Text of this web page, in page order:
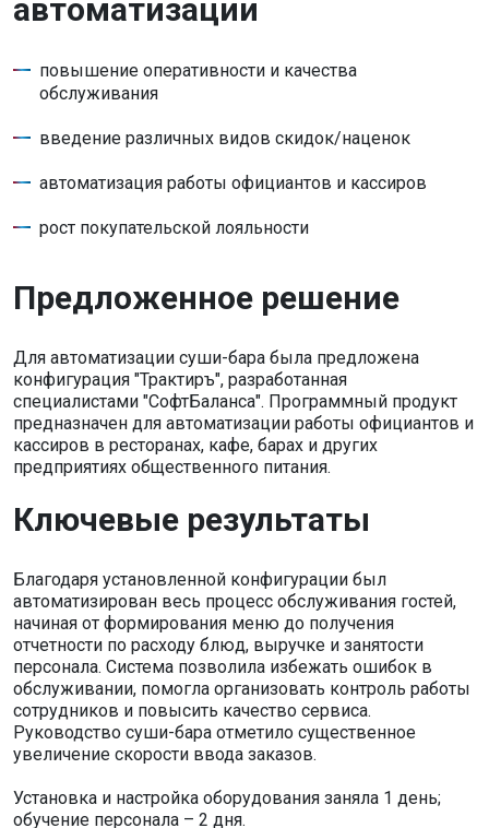
автоматизации
повышение оперативности и качества
обслуживания
введение различных видов скидок/наценок
автоматизация работы официантов и кассиров
рост покупательской лояльности
Предложенное решение
Для автоматизации суши-бара была предложена
конфигурация "Трактиръ", разработанная
специалистами "СофтБаланса". Программный продукт
предназначен для автоматизации работы официантов и
кассиров в ресторанах, кафе, барах и других
предприятиях общественного питания.
Ключевые результаты
Благодаря установленной конфигурации был
автоматизирован весь процесс обслуживания гостей,
начиная от формирования меню до получения
отчетности по расходу блюд, выручке и занятости
персонала. Система позволила избежать ошибок в
обслуживании, помогла организовать контроль работы
сотрудников и повысить качество сервиса.
Руководство суши-бара отметило существенное
увеличение скорости ввода заказов.
Установка и настройка оборудования заняла 1 день;
обучение персонала – 2 дня.